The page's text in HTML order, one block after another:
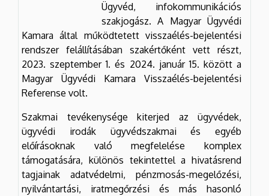
Ügyvéd, infokommunikációs
szakjogász. A Magyar Ügyvédi
Kamara által működtetett visszaélés-bejelentési
rendszer felállításában szakértőként vett részt,
2023. szeptember 1. és 2024. január 15. között a
Magyar Ügyvédi Kamara Visszaélés-bejelentési
Referense volt.
Szakmai tevékenysége kiterjed az ügyvédek,
ügyvédi irodák ügyvédszakmai és egyéb
előírásoknak való megfelelése komplex
támogatására, különös tekintettel a hivatásrend
tagjainak adatvédelmi, pénzmosás-megelőzési,
nyilvántartási, iratmegőrzési és más hasonló